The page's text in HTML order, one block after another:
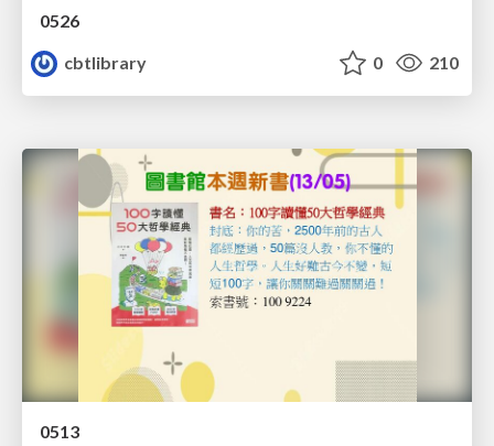
0526
cbtlibrary
0 210
0513